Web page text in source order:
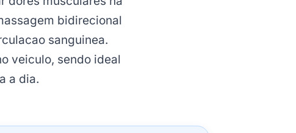
bidirecional
sanguinea.
veiculo, sendo ideal
a dia.